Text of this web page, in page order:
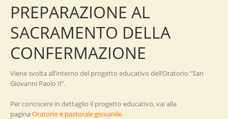
PREPARAZIONE AL
SACRAMENTO DELLA
CONFERMAZIONE
Viene svolta all’interno del progetto educativo dell’Oratorio “San
Giovanni Paolo II”.
Per conoscere in dettaglio il progetto educativo, vai alla
pagina Oratorio e pastorale giovanile.